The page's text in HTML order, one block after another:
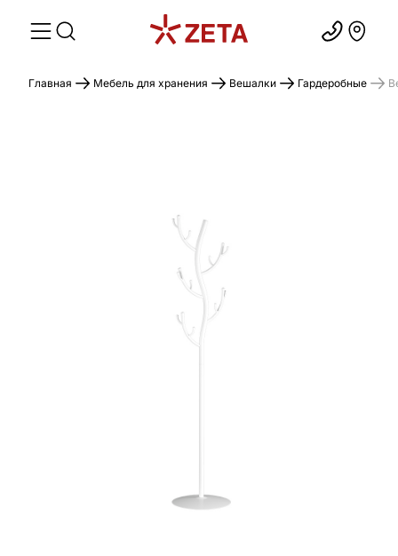
Главная Мебель для хранения Вешалки Гардеробные